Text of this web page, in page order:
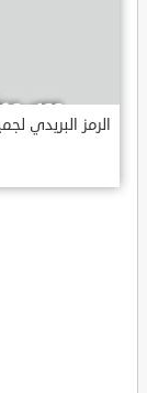
الرمز البريدي